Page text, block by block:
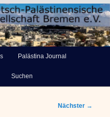
Palästina Journal
Suchen
Nächster →